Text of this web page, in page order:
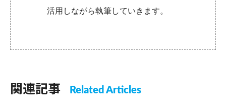
活用しながら執筆していきます。
関連記事 Related Articles